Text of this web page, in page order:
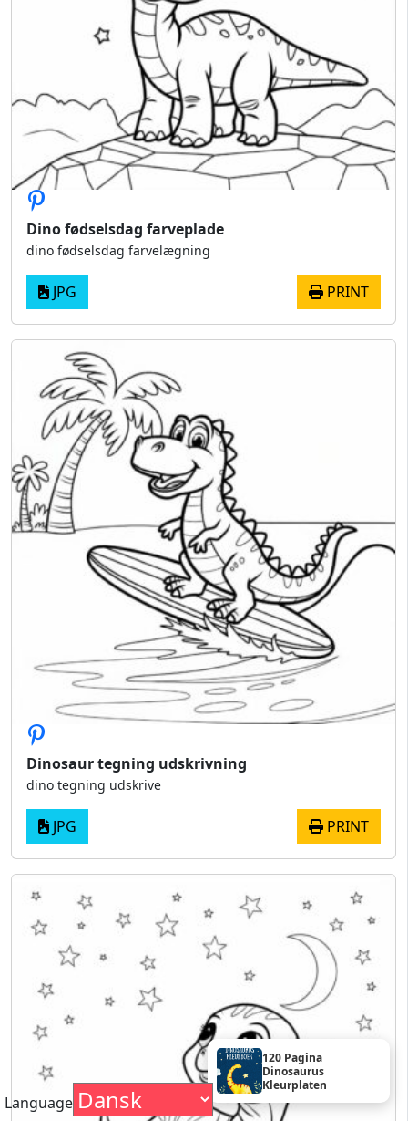
120 Pagina
Dinosaurus
Kleurplaten
Dino fødselsdag farveplade
dino fødselsdag farvelægning
JPG PRINT
Dinosaur tegning udskrivning
dino tegning udskrive
JPG PRINT
Language